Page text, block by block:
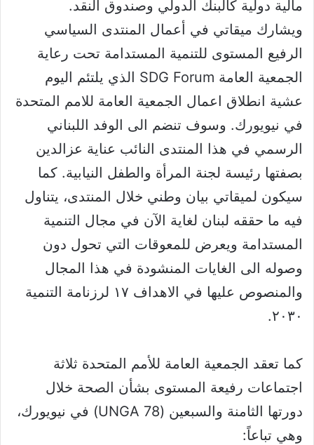
مالية دولية كالبنك الدولي وصندوق النقد.
ويشارك ميقاتي في أعمال المنتدى السياسي
الرفيع المستوى للتنمية المستدامة تحت رعاية
الجمعية العامة SDG Forum الذي يلتئم اليوم
عشية انطلاق اعمال الجمعية العامة للامم المتحدة
في نيويورك. وسوف تنضم الى الوفد اللبناني
الرسمي في هذا المنتدى النائب عناية عزالدين
بصفتها رئيسة لجنة المرأة والطفل النيابية. كما
سيكون لميقاتي بيان وطني خلال المنتدى، يتناول
فيه ما حققه لبنان لغاية الآن في مجال التنمية
المستدامة ويعرض للمعوقات التي تحول دون
وصوله الى الغايات المنشودة في هذا المجال
والمنصوص عليها في الاهداف ١٧ لرزنامة التنمية
٢٠٣٠.
كما تعقد الجمعية العامة للأمم المتحدة ثلاثة
اجتماعات رفيعة المستوى بشأن الصحة خلال
دورتها الثامنة والسبعين (UNGA 78) في نيويورك،
وهي تباعاً: